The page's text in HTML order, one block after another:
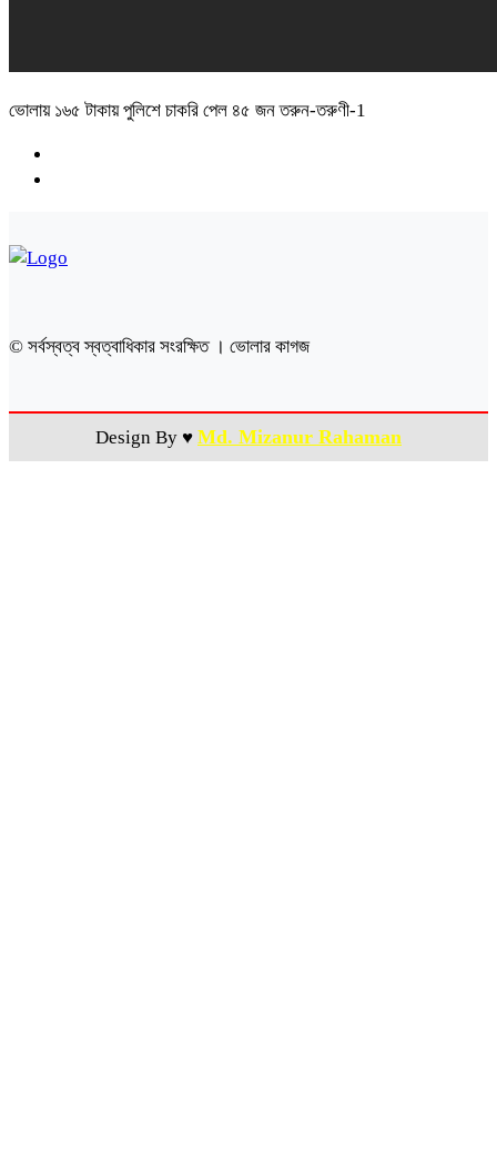
ভোলায় ১৬৫ টাকায় পুলিশে চাকরি পেল ৪৫ জন তরুন-তরুণী-1
© সর্বস্বত্ব স্বত্বাধিকার সংরক্ষিত । ভোলার কাগজ
Design By ♥ Md. Mizanur Rahaman